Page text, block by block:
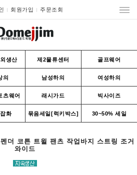
회원가입 주문조회
생산 제2물류센터 골프웨어
의 남성하의 여성하의
츠웨어 래시가드 빅사이즈
화 묶음세일[럭키박스] 30~50% 세일
코튼 트윌 팬츠 작업바지 스트링 조거
와이드